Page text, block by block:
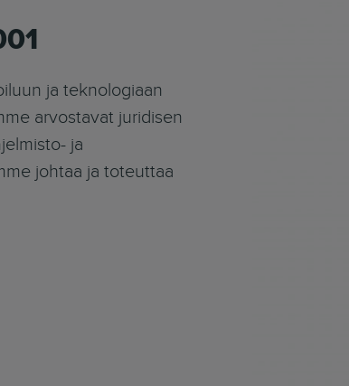
ja teknologiaan
arvostavat juridisen
ja
johtaa ja toteuttaa